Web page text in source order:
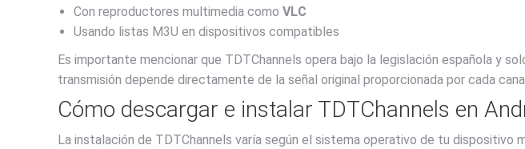
Con reproductores multimedia como VLC
Usando listas M3U en dispositivos compatibles
Es importante mencionar que TDTChannels opera bajo la legislación española y
transmisión depende directamente de la señal original proporcionada por cada
Cómo descargar e instalar TDTChannels en
La instalación de TDTChannels varía según el sistema operativo de tu dispositivo